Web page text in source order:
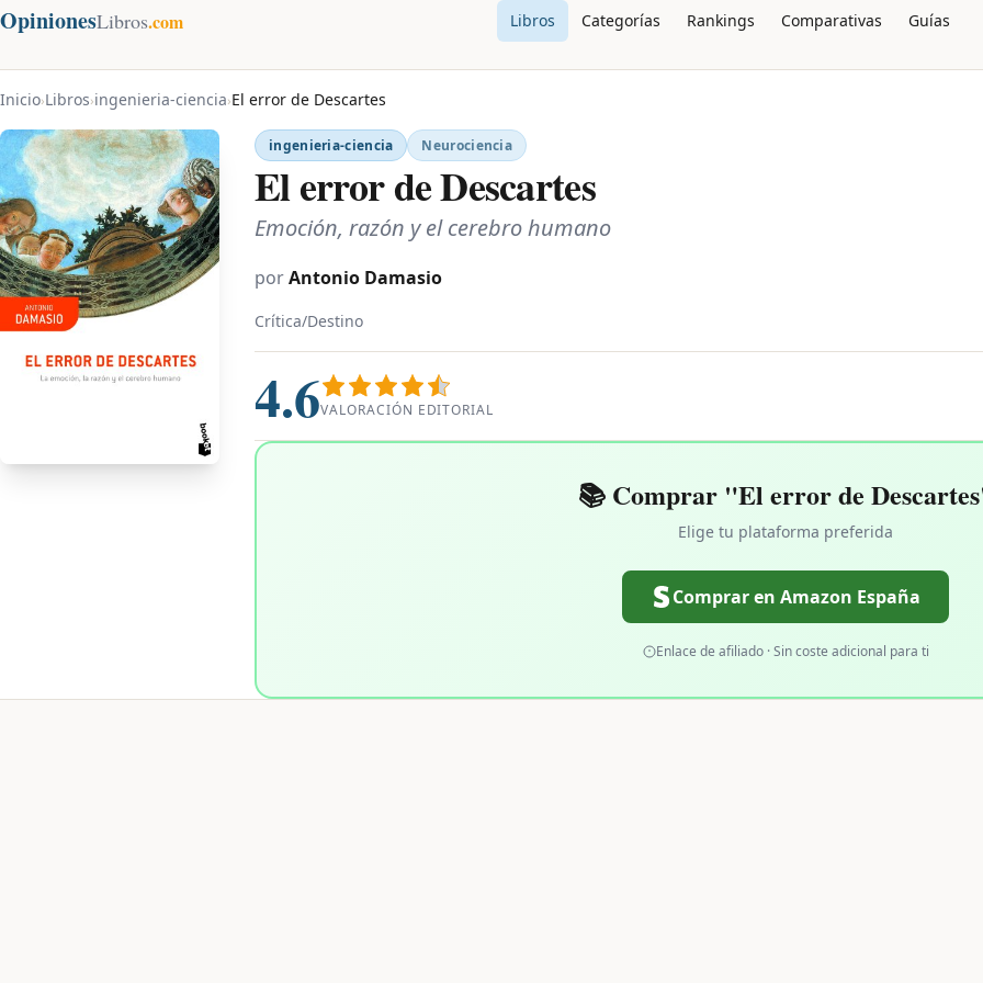
OpinionesLibros.com Libros Categorías Rankings Comparativas Guías
Inicio›Libros›ingenieria-ciencia›El error de Descartes
ingenieria-ciencia Neurociencia
El error de Descartes
Emoción, razón y el cerebro humano
porAntonio Damasio
Crítica/Destino
4.6VALORACIÓN EDITORIAL
📚 Comprar "El error de
Elige tu plataforma preferida
Comprar en Amazon España
Enlace de afiliado · Sin coste adicional para ti